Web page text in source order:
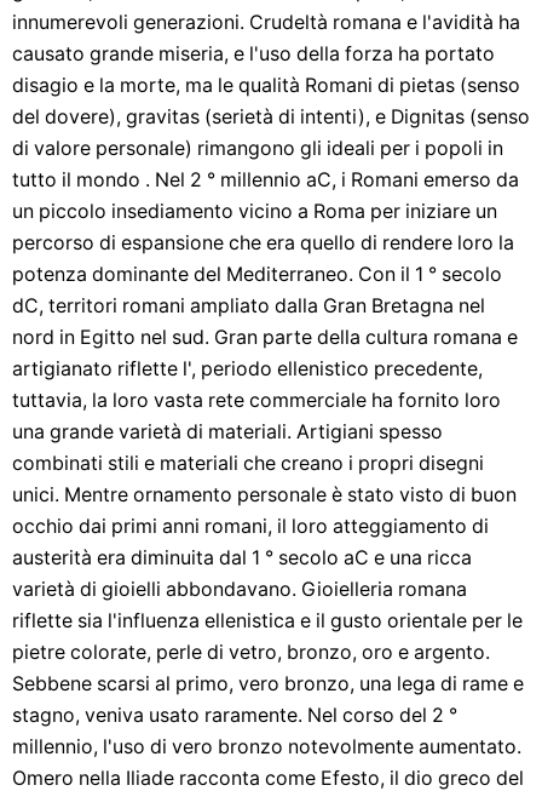
innumerevoli generazioni. Crudeltà romana e l'avidità ha
causato grande miseria, e l'uso della forza ha portato
disagio e la morte, ma le qualità Romani di pietas (senso
del dovere), gravitas (serietà di intenti), e Dignitas (senso
di valore personale) rimangono gli ideali per i popoli in
tutto il mondo . Nel 2 ° millennio aC, i Romani emerso da
un piccolo insediamento vicino a Roma per iniziare un
percorso di espansione che era quello di rendere loro la
potenza dominante del Mediterraneo. Con il 1 ° secolo
dC, territori romani ampliato dalla Gran Bretagna nel
nord in Egitto nel sud. Gran parte della cultura romana e
artigianato riflette l', periodo ellenistico precedente,
tuttavia, la loro vasta rete commerciale ha fornito loro
una grande varietà di materiali. Artigiani spesso
combinati stili e materiali che creano i propri disegni
unici. Mentre ornamento personale è stato visto di buon
occhio dai primi anni romani, il loro atteggiamento di
austerità era diminuita dal 1 ° secolo aC e una ricca
varietà di gioielli abbondavano. Gioielleria romana
riflette sia l'influenza ellenistica e il gusto orientale per le
pietre colorate, perle di vetro, bronzo, oro e argento.
Sebbene scarsi al primo, vero bronzo, una lega di rame e
stagno, veniva usato raramente. Nel corso del 2 °
millennio, l'uso di vero bronzo notevolmente aumentato.
Omero nella Iliade racconta come Efesto, il dio greco del